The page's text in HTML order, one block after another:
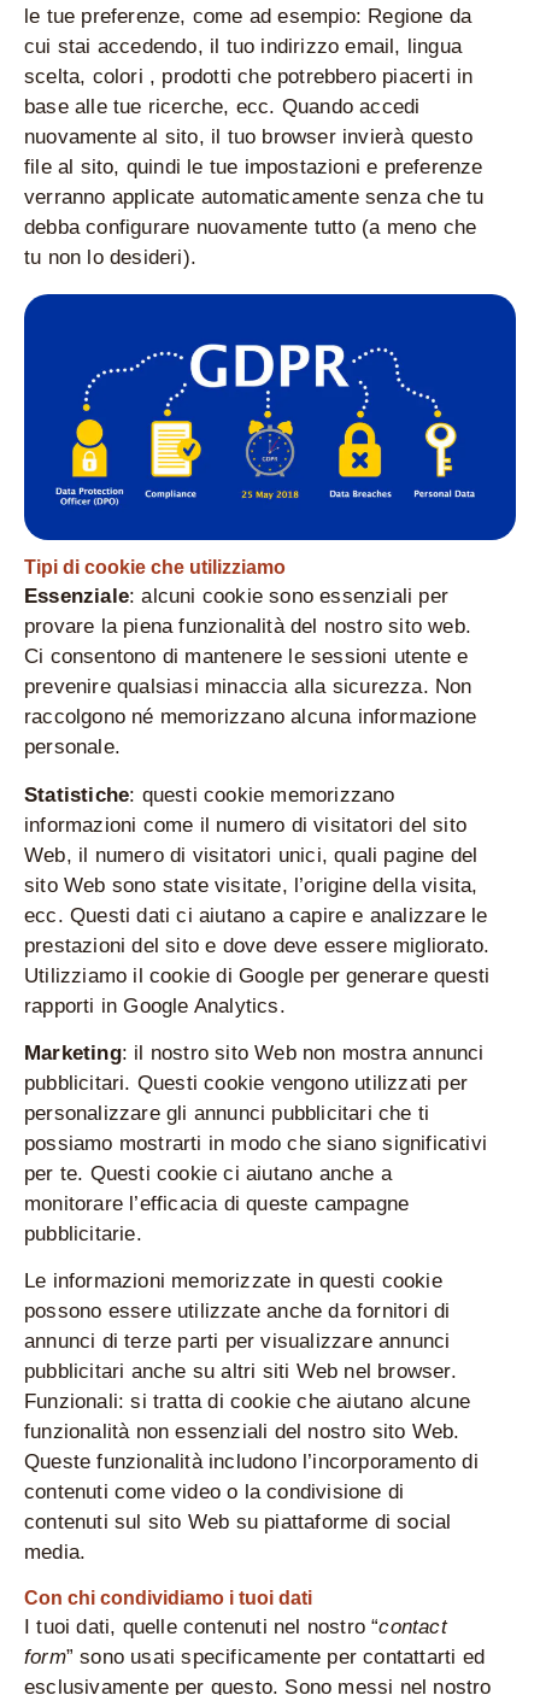
le tue preferenze, come ad esempio: Regione da
cui stai accedendo, il tuo indirizzo email, lingua
scelta, colori , prodotti che potrebbero piacerti in
base alle tue ricerche, ecc. Quando accedi
nuovamente al sito, il tuo browser invierà questo
file al sito, quindi le tue impostazioni e preferenze
verranno applicate automaticamente senza che tu
debba configurare nuovamente tutto (a meno che
tu non lo desideri).
Tipi di cookie che utilizziamo
Essenziale: alcuni cookie sono essenziali per
provare la piena funzionalità del nostro sito web.
Ci consentono di mantenere le sessioni utente e
prevenire qualsiasi minaccia alla sicurezza. Non
raccolgono né memorizzano alcuna informazione
personale.
Statistiche: questi cookie memorizzano
informazioni come il numero di visitatori del sito
Web, il numero di visitatori unici, quali pagine del
sito Web sono state visitate, l’origine della visita,
ecc. Questi dati ci aiutano a capire e analizzare le
prestazioni del sito e dove deve essere migliorato.
Utilizziamo il cookie di Google per generare questi
rapporti in Google Analytics.
Marketing: il nostro sito Web non mostra annunci
pubblicitari. Questi cookie vengono utilizzati per
personalizzare gli annunci pubblicitari che ti
possiamo mostrarti in modo che siano significativi
per te. Questi cookie ci aiutano anche a
monitorare l’efficacia di queste campagne
pubblicitarie.
Le informazioni memorizzate in questi cookie
possono essere utilizzate anche da fornitori di
annunci di terze parti per visualizzare annunci
pubblicitari anche su altri siti Web nel browser.
Funzionali: si tratta di cookie che aiutano alcune
funzionalità non essenziali del nostro sito Web.
Queste funzionalità includono l’incorporamento di
contenuti come video o la condivisione di
contenuti sul sito Web su piattaforme di social
media.
Con chi condividiamo i tuoi dati
I tuoi dati, quelle contenuti nel nostro “contact
form” sono usati specificamente per contattarti ed
esclusivamente per questo. Sono messi nel nostro